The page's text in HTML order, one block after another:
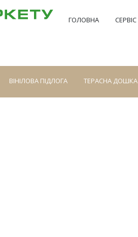
ГОЛОВНА СЕРВІС
ВІНІЛОВА ПІДЛОГА ТЕРАСНА ДОШКА